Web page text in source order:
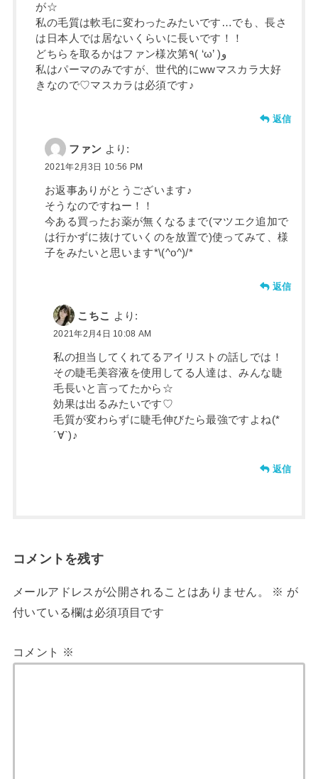
が☆
私の毛質は軟毛に変わったみたいです…でも、長さ
は日本人では居ないくらいに長いです！！
どちらを取るかはファン様次第٩( ‘ω’ )و
私はパーマのみですが、世代的にwwマスカラ大好
きなので♡マスカラは必須です♪
返信
ファン より:
2021年2月3日 10:56 PM
お返事ありがとうございます♪︎
そうなのですねー！！
今ある買ったお薬が無くなるまで(マツエク追加で
は行かずに抜けていくのを放置で)使ってみて、様
子をみたいと思います*\(^o^)/*
返信
こちこ より:
2021年2月4日 10:08 AM
私の担当してくれてるアイリストの話しでは！
その睫毛美容液を使用してる人達は、みんな睫
毛長いと言ってたから☆
効果は出るみたいです♡
毛質が変わらずに睫毛伸びたら最強ですよね(*
´∀`)♪
返信
コメントを残す
メールアドレスが公開されることはありません。 ※ が
付いている欄は必須項目です
コメント ※